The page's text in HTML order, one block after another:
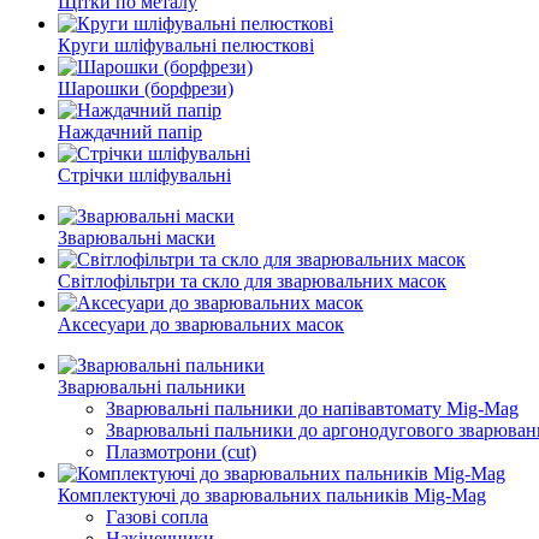
Круги шліфувальні пелюсткові
Шарошки (борфрези)
Наждачний папір
Стрічки шліфувальні
Зварювальні маски
Світлофільтри та скло для зварювальних масок
Аксесуари до зварювальних масок
Зварювальні пальники
Зварювальні пальники до напівавтомату Mig-Mag
Зварювальні пальники до аргонодугового
Плазмотрони (cut)
Комплектуючі до зварювальних пальників Mig-Mag
Газові сопла